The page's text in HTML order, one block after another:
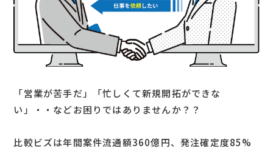
「営業が苦手だ」「忙しくて新規開拓ができな
い」・・などお困りではありませんか？？
比較ビズは年間案件流通額360億円、発注確定度85%